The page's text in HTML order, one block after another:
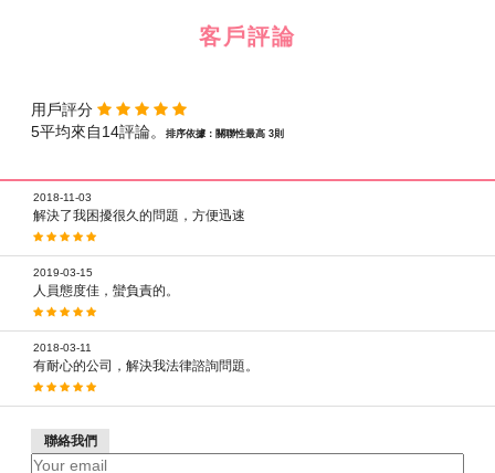
客戶評論
用戶評分
5平均來自14評論。
排序依據：關聯性最高 3則
2018-11-03
解決了我困擾很久的問題，方便迅速
2019-03-15
人員態度佳，蠻負責的。
2018-03-11
有耐心的公司，解決我法律諮詢問題。
聯絡我們